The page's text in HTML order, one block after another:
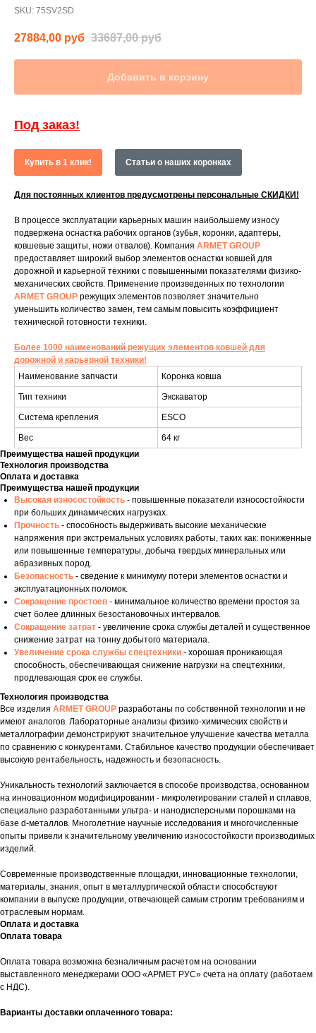
SKU: 75SV2SD
27884,00 руб 33687,00 руб
Добавить в корзину
Под заказ!
Купить в 1 клик! Статьи о наших коронках
Для постоянных клиентов предусмотрены персональные СКИДКИ!
В процессе эксплуатации карьерных машин наибольшему износу
подвержена оснастка рабочих органов (зубья, коронки, адаптеры,
ковшевые защиты, ножи отвалов). Компания ARMET GROUP
предоставляет широкий выбор элементов оснастки ковшей для
дорожной и карьерной техники с повышенными показателями физико-
механических свойств. Применение произведенных по технологии
ARMET GROUP режущих элементов позволяет значительно
уменьшить количество замен, тем самым повысить коэффициент
технической готовности техники.
Более 1000 наименований режущих элементов ковшей для
дорожной и карьерной техники!
Наименование запчасти
Коронка ковша
Тип техники Экскаватор
Система крепления ESCO
Вес
64 кг
Преимущества нашей продукции
Технология производства
Оплата и доставка
Преимущества нашей продукции
Высокая износостойкость - повышенные показатели износостойкости
при больших динамических нагрузках.
Прочность - способность выдерживать высокие механические
напряжения при экстремальных условиях работы, таких как: пониженные
или повышенные температуры, добыча твердых минеральных или
абразивных пород.
Безопасность - сведение к минимуму потери элементов оснастки и
эксплуатационных поломок.
Сокращение простоев - минимальное количество времени простоя за
счет более длинных безостановочных интервалов.
Сокращение затрат - увеличение срока службы деталей и существенное
снижение затрат на тонну добытого материала.
Увеличение срока службы спецтехники - хорошая проникающая
способность, обеспечивающая снижение нагрузки на спецтехники,
продлевающая срок ее службы.
Технология производства
Все изделия ARMET GROUP разработаны по собственной технологии и не
имеют аналогов. Лабораторные анализы физико-химических свойств и
металлографии демонстрируют значительное улучшение качества металла
по сравнению с конкурентами. Стабильное качество продукции обеспечивает
высокую рентабельность, надежность и безопасность.
Уникальность технологий заключается в способе производства, основанном
на инновационном модифицировании - микролегировании сталей и сплавов,
специально разработанными ультра- и нанодисперсными порошками на
базе d-металлов. Многолетние научные исследования и многочисленные
опыты привели к значительному увеличению износостойкости производимых
изделий.
Современные производственные площадки, инновационные технологии,
материалы, знания, опыт в металлургической области способствуют
компании в выпуске продукции, отвечающей самым строгим требованиям и
отраслевым нормам.
Оплата и доставка
Оплата товара
Оплата товара возможна безналичным расчетом на основании
выставленного менеджерами ООО «АРМЕТ РУС» счета на оплату (работаем
с НДС).
Варианты доставки оплаченного товара: